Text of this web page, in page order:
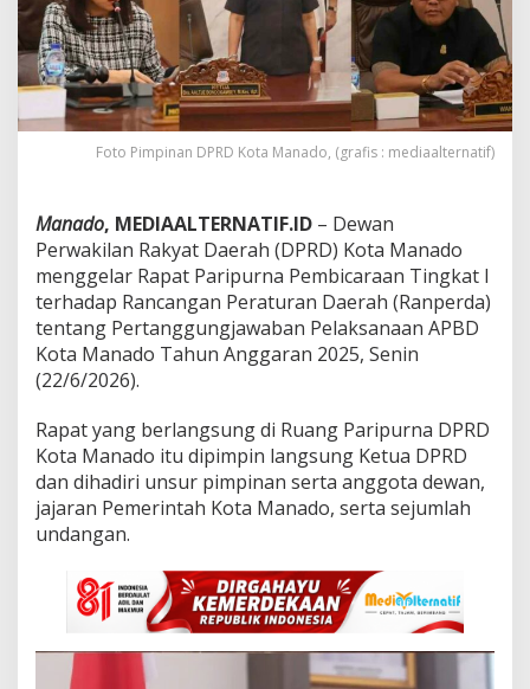
B
a
h
a
s
P
e
a
n
g
g
u
n
j
a
b
n
A
D
2
0
‎Foto Pimpinan DPRD Kota Manado, (grafis : mediaalternatif)
Manado, MEDIAALTERNATIF.ID – Dewan
Perwakilan Rakyat Daerah (DPRD) Kota Manado
menggelar Rapat Paripurna Pembicaraan Tingkat I
terhadap Rancangan Peraturan Daerah (Ranperda)
tentang Pertanggungjawaban Pelaksanaan APBD
Kota Manado Tahun Anggaran 2025, Senin
(22/6/2026).
Rapat yang berlangsung di Ruang Paripurna DPRD
Kota Manado itu dipimpin langsung Ketua DPRD
dan dihadiri unsur pimpinan serta anggota dewan,
jajaran Pemerintah Kota Manado, serta sejumlah
undangan.